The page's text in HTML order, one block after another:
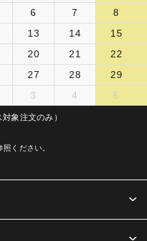
6 7
8
13 14
15
20 21
22
27 28
29
3 4 5
象注文のみ）
ください。